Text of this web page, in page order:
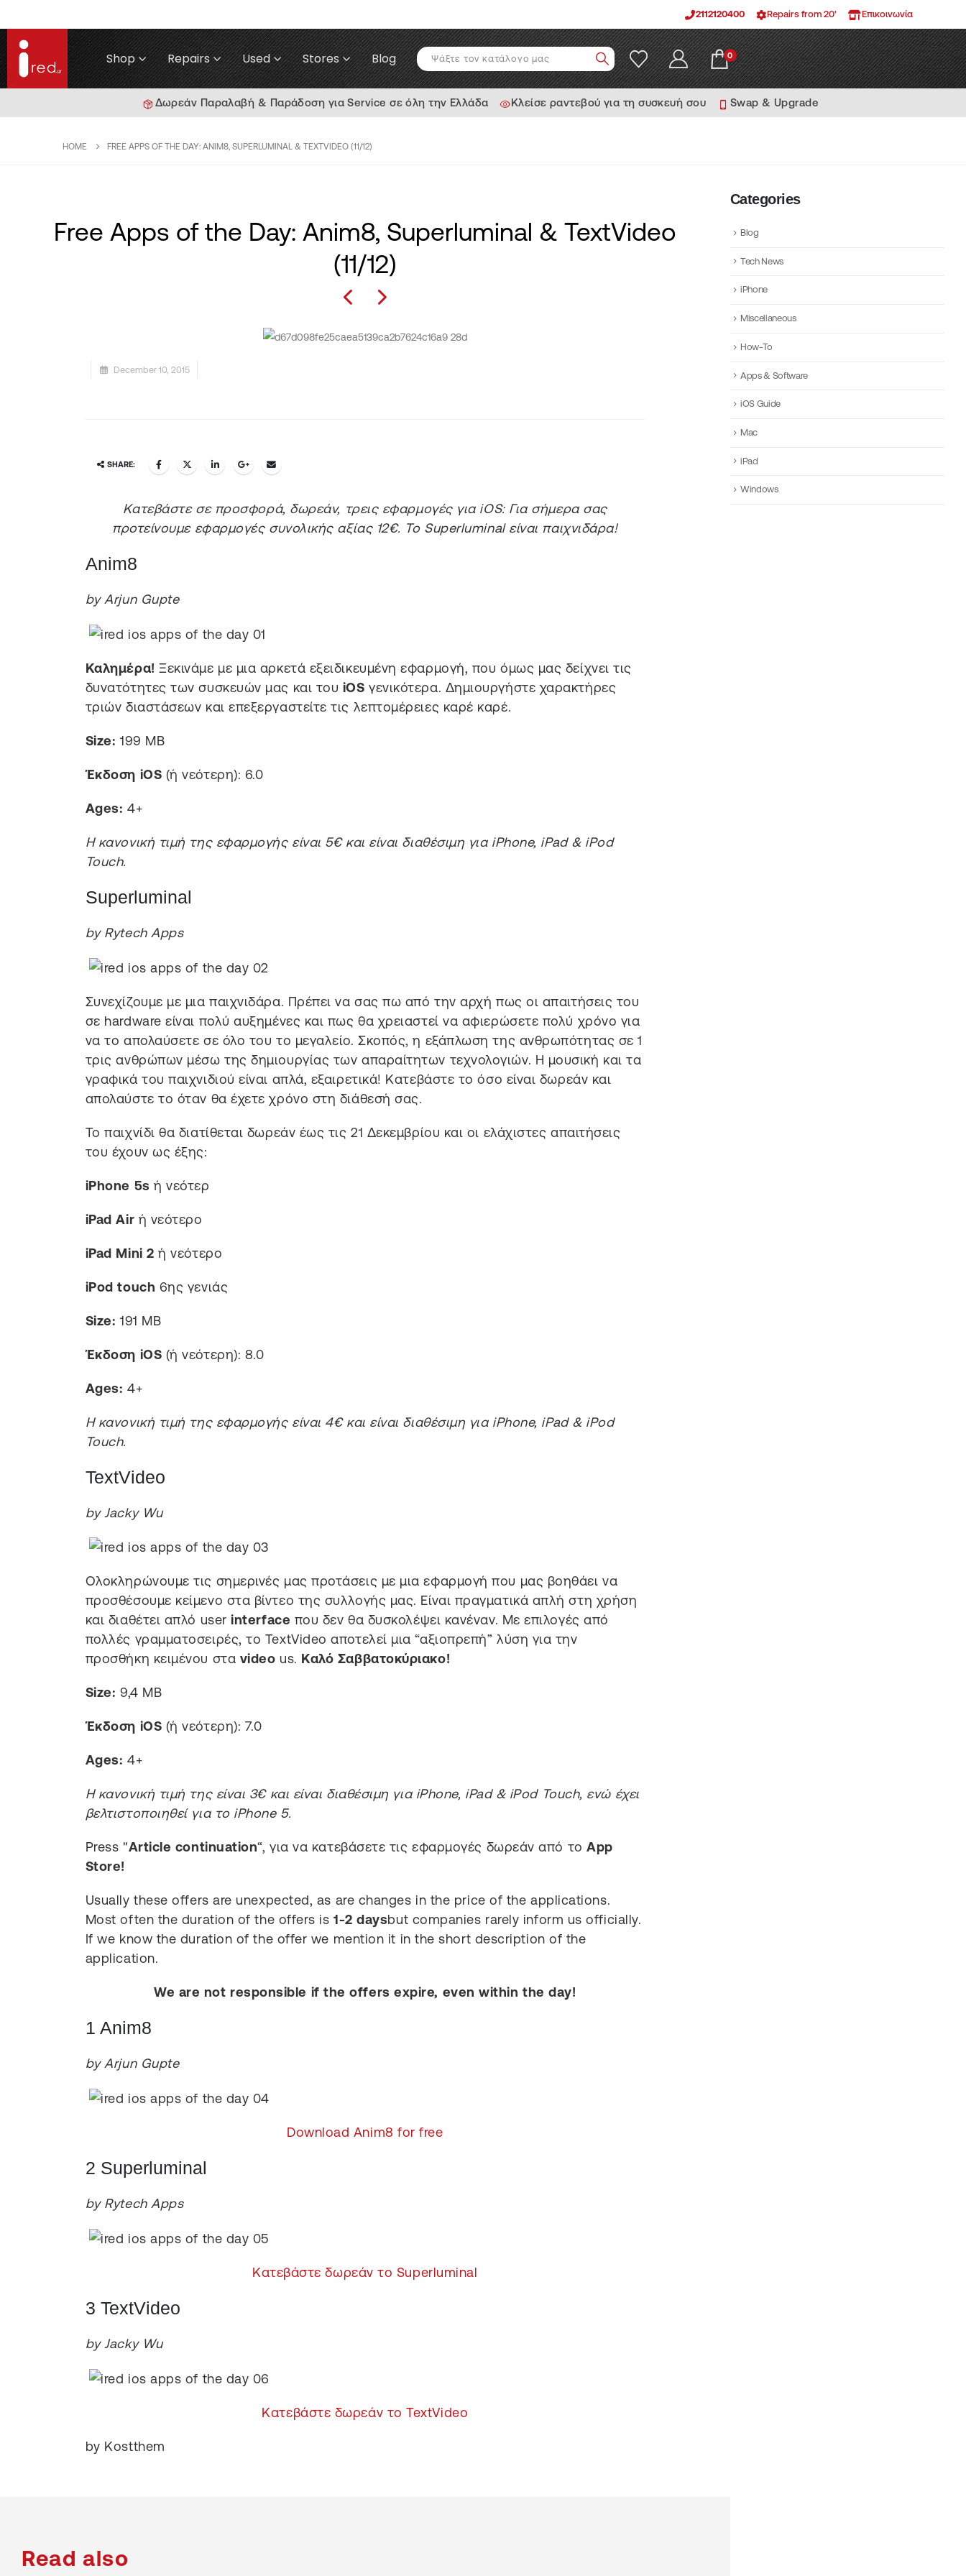
2112120400 Repairs from 20' Επικοινωνία
Shop Repairs Used Stores Blog 0
Δωρεάν Παραλαβή & Παράδοση για Service σε όλη την Ελλάδα Κλείσε ραντεβού για τη συσκευή σου Swap & Upgrade
HOME FREE APPS OF THE DAY: ANIM8, SUPERLUMINAL & TEXTVIDEO (11/12)
Free Apps of the Day: Anim8, Superluminal & TextVideo
(11/12)
December 10, 2015
SHARE:
Κατεβάστε σε προσφορά, δωρεάν, τρεις εφαρμογές για iOS: Για σήμερα σας
προτείνουμε εφαρμογές συνολικής αξίας 12€. Το Superluminal είναι παιχνιδάρα!
Anim8
by Arjun Gupte
Καλημέρα! Ξεκινάμε με μια αρκετά εξειδικευμένη εφαρμογή, που όμως μας δείχνει τις
δυνατότητες των συσκευών μας και του iOS γενικότερα. Δημιουργήστε χαρακτήρες
τριών διαστάσεων και επεξεργαστείτε τις λεπτομέρειες καρέ καρέ.
Size: 199 MB
Έκδοση iOS (ή νεότερη): 6.0
Ages: 4+
Η κανονική τιμή της εφαρμογής είναι 5€ και είναι διαθέσιμη για iPhone, iPad & iPod
Touch.
Superluminal
by Rytech Apps
Συνεχίζουμε με μια παιχνιδάρα. Πρέπει να σας πω από την αρχή πως οι απαιτήσεις του
σε hardware είναι πολύ αυξημένες και πως θα χρειαστεί να αφιερώσετε πολύ χρόνο για
να το απολαύσετε σε όλο του το μεγαλείο. Σκοπός, η εξάπλωση της ανθρωπότητας σε 1
τρις ανθρώπων μέσω της δημιουργίας των απαραίτητων τεχνολογιών. Η μουσική και τα
γραφικά του παιχνιδιού είναι απλά, εξαιρετικά! Κατεβάστε το όσο είναι δωρεάν και
απολαύστε το όταν θα έχετε χρόνο στη διάθεσή σας.
Το παιχνίδι θα διατίθεται δωρεάν έως τις 21 Δεκεμβρίου και οι ελάχιστες απαιτήσεις
του έχουν ως έξης:
iPhone 5s ή νεότερ
iPad Air ή νεότερο
iPad Mini 2 ή νεότερο
iPod touch 6ης γενιάς
Size: 191 MB
Έκδοση iOS (ή νεότερη): 8.0
Ages: 4+
Η κανονική τιμή της εφαρμογής είναι 4€ και είναι διαθέσιμη για iPhone, iPad & iPod
Touch.
TextVideo
by Jacky Wu
Ολοκληρώνουμε τις σημερινές μας προτάσεις με μια εφαρμογή που μας βοηθάει να
προσθέσουμε κείμενο στα βίντεο της συλλογής μας. Είναι πραγματικά απλή στη χρήση
και διαθέτει απλό userinterface που δεν θα δυσκολέψει κανέναν. Με επιλογές από
πολλές γραμματοσειρές, το TextVideo αποτελεί μια “αξιοπρεπή” λύση για την
προσθήκη κειμένου στα video us. Καλό Σαββατοκύριακο!
Size: 9,4 MB
Έκδοση iOS (ή νεότερη): 7.0
Ages: 4+
Η κανονική τιμή της είναι 3€ και είναι διαθέσιμη για iPhone, iPad & iPod Touch, ενώ έχει
βελτιστοποιηθεί για το iPhone 5.
Press "Article continuation“, για να κατεβάσετε τις εφαρμογές δωρεάν από τοApp
Store!
Usually these offers are unexpected, as are changes in the price of the applications.
Most often the duration of the offers is1-2 daysbut companies rarely inform us officially.
If we know the duration of the offer we mention it in the short description of the
application.
We are not responsible if the offers expire, even within the day!
1 Anim8
by Arjun Gupte
Download Anim8 for free
2 Superluminal
by Rytech Apps
Κατεβάστε δωρεάν το Superluminal
3 TextVideo
by Jacky Wu
Κατεβάστε δωρεάν το TextVideo
by Kostthem
Read also
Categories
Blog
Tech News
iPhone
Miscellaneous
How-To
Apps & Software
iOS Guide
Mac
iPad
Windows